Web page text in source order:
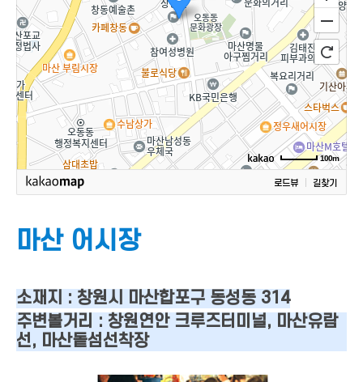
100m
로드뷰 길찾기
마산 어시장
소재지 : 창원시 마산합포구 동성동 314
주변볼거리 : 창원연안 크루즈터미널, 마산유람
선, 마산돝섬선착장